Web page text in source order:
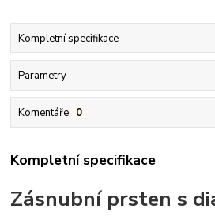
Kompletní specifikace
Parametry
Komentáře 0
Kompletní specifikace
Zásnubní prsten s